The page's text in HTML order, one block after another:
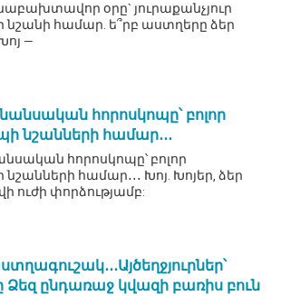
օրը` յուրաքանչյուր
համար. ե՞րբ աստղերը ձեր
—
հորոսկոպը՝ բոլոր
նշանների համար․․․
հորոսկոպը՝ բոլոր
համար․․․ Խոյ. Խոյեր, ձեր
ուժի փորձությամբ:
ընդառաջ կվազի բառիս բուն